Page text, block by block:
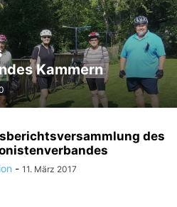
Kammern
des
- 11. März 2017